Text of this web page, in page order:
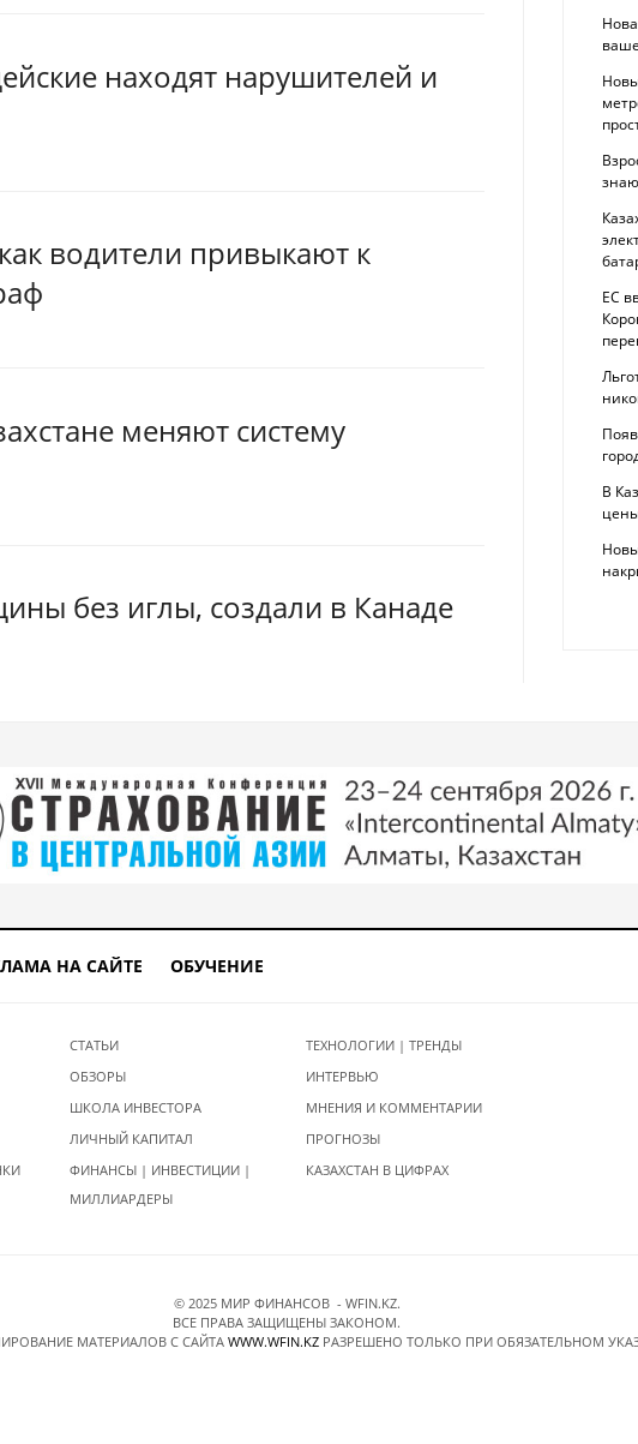
находят нарушителей и
водители привыкают к
меняют систему
без иглы, создали в Канаде
ЕС
В
НА САЙТЕ ОБУЧЕНИЕ
СТАТЬИ
ОБЗОРЫ
ШКОЛА ИНВЕСТОРА
ЛИЧНЫЙ КАПИТАЛ
ФИНАНСЫ | ИНВЕСТИЦИИ |
МИЛЛИАРДЕРЫ
ТЕХНОЛОГИИ | ТРЕНДЫ
ИНТЕРВЬЮ
МНЕНИЯ И КОММЕНТАРИИ
ПРОГНОЗЫ
КАЗАХСТАН В ЦИФРАХ
© 2025 МИР ФИНАНСОВ - WFIN.KZ.
ВСЕ ПРАВА ЗАЩИЩЕНЫ ЗАКОНОМ.
МАТЕРИАЛОВ C САЙТАWWW.WFIN.KZ РАЗРЕШЕНО ТОЛЬКО ПРИ ОБЯЗАТЕЛЬНОМ